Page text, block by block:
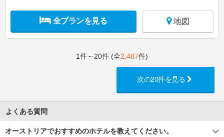
全プランを見る 地図
1件～20件 (全2,487件)
次の20件を見る
よくある質問
オーストリアでおすすめのホテルを教えてください。